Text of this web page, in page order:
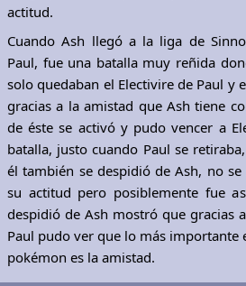
actitud.
Cuando Ash llegó a la liga de
Paul, fue una batalla muy reñida
solo quedaban el Electivire de Paul y
gracias a la amistad que Ash tiene
de éste se activó y pudo vencer a
batalla, justo cuando Paul se
él también se despidió de Ash, no
su actitud pero posiblemente fue
despidió de Ash mostró que gracias
Paul pudo ver que lo más importante
pokémon es la amistad.